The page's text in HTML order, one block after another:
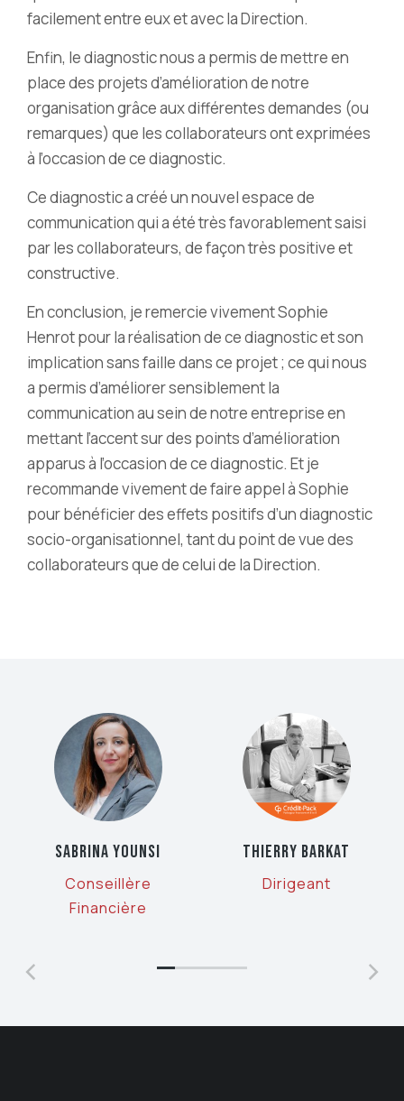
facilement entre eux et avec la Direction.
Enfin, le diagnostic nous a permis de mettre en
place des projets d’amélioration de notre
organisation grâce aux différentes demandes (ou
remarques) que les collaborateurs ont exprimées
à l’occasion de ce diagnostic.
Ce diagnostic a créé un nouvel espace de
communication qui a été très favorablement saisi
par les collaborateurs, de façon très positive et
constructive.
En conclusion, je remercie vivement Sophie
Henrot pour la réalisation de ce diagnostic et son
implication sans faille dans ce projet ; ce qui nous
a permis d’améliorer sensiblement la
communication au sein de notre entreprise en
mettant l’accent sur des points d’amélioration
apparus à l’occasion de ce diagnostic. Et je
recommande vivement de faire appel à Sophie
pour bénéficier des effets positifs d’un diagnostic
socio-organisationnel, tant du point de vue des
collaborateurs que de celui de la Direction.
SABRINA YOUNSI
Conseillère
Financière
THIERRY BARKAT
Dirigeant